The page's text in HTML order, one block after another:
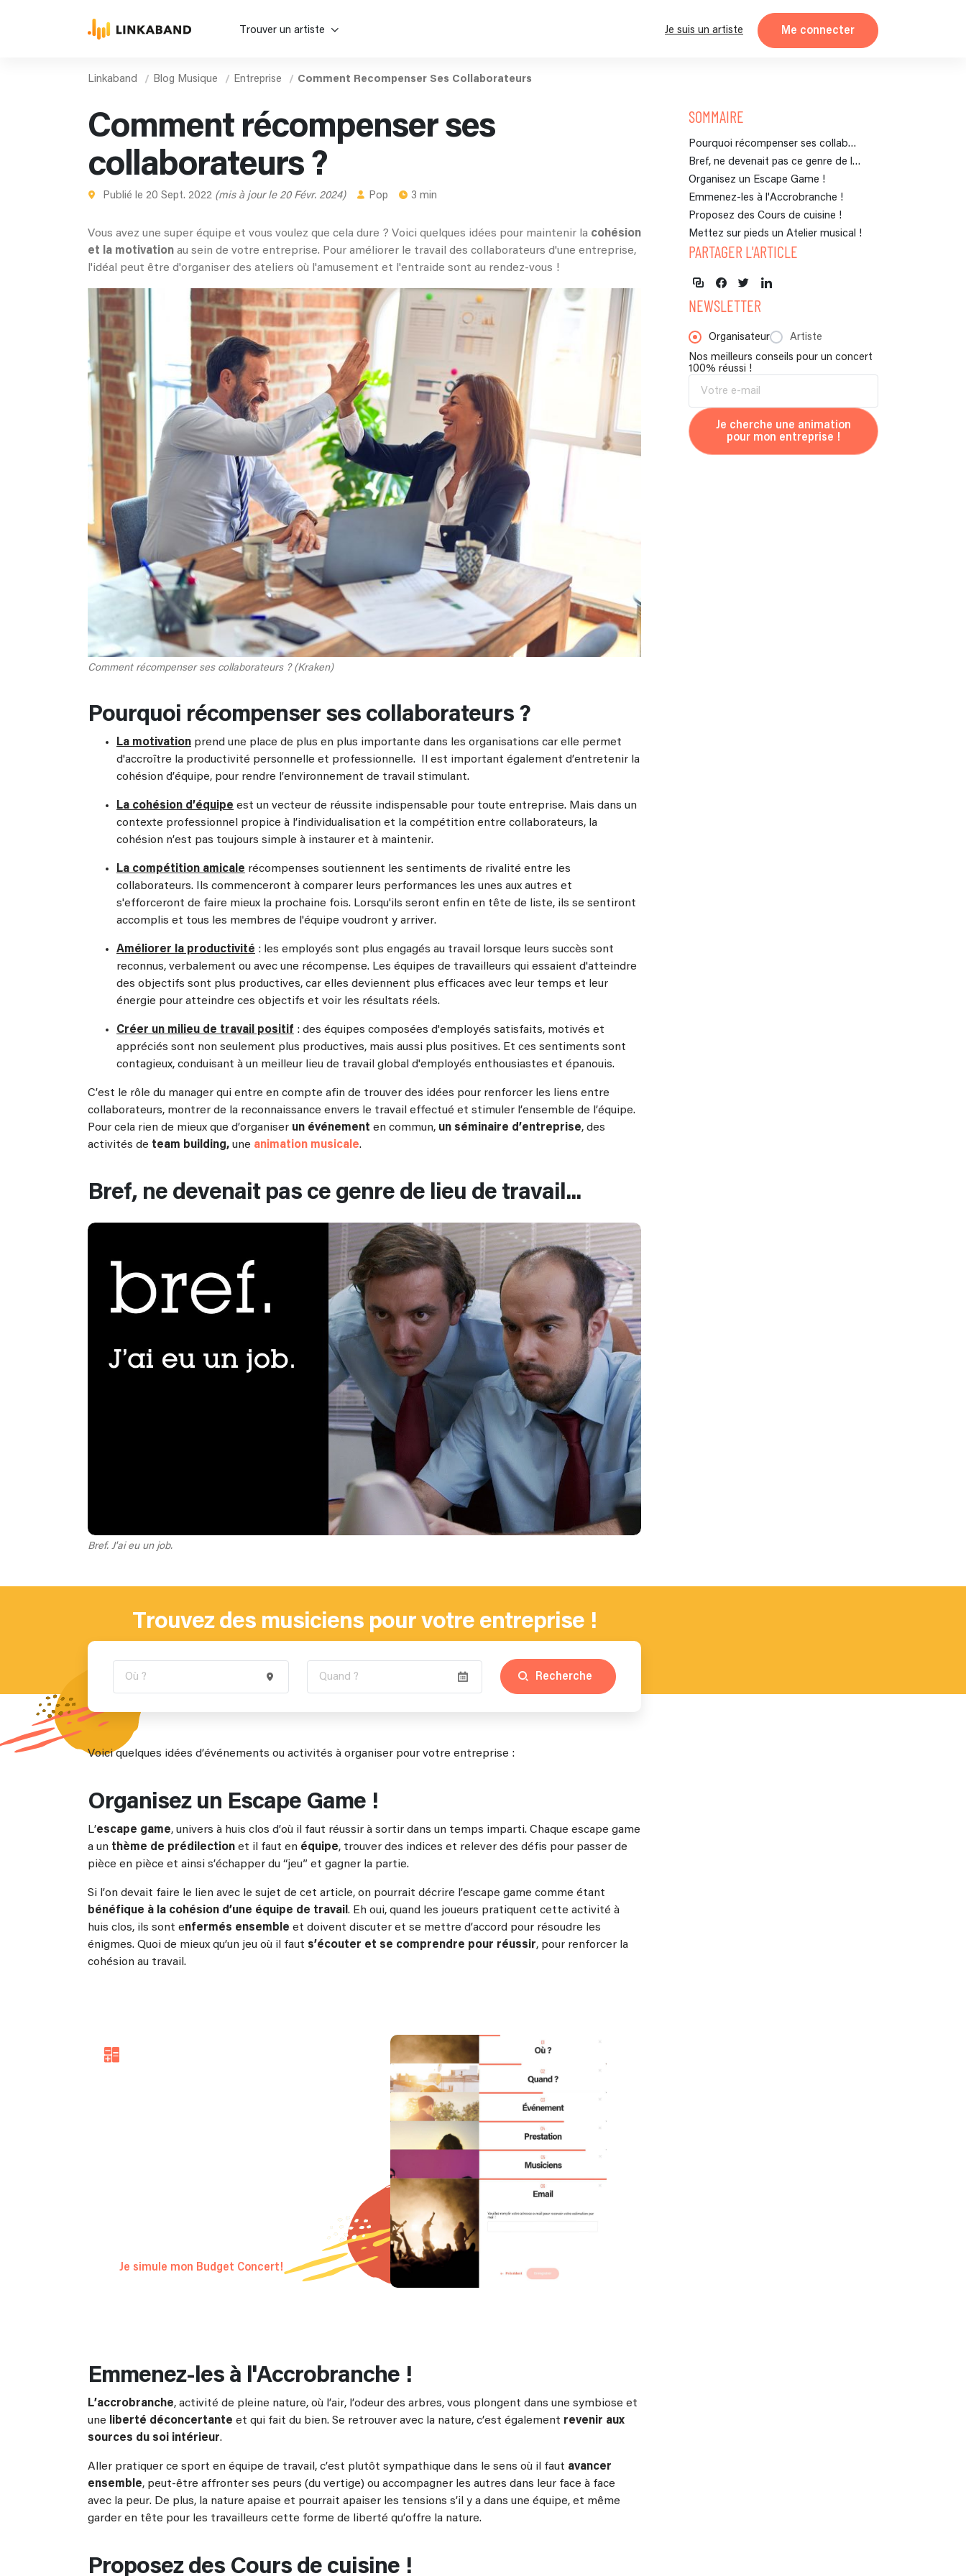
Trouver un artiste Je suis un artiste Me connecter
Linkaband Blog Musique Entreprise Comment Recompenser Ses Collaborateurs
Comment récompenser ses
collaborateurs ?
Publié le 20 Sept. 2022 (mis à jour le 20 Févr. 2024) Pop 3 min
Vous avez une super équipe et vous voulez que cela dure ? Voici quelques idées pour maintenir la cohésion
et la motivation au sein de votre entreprise. Pour améliorer le travail des collaborateurs d'une entreprise,
l'idéal peut être d'organiser des ateliers où l'amusement et l'entraide sont au rendez-vous !
Comment récompenser ses collaborateurs ? (Kraken)
Pourquoi récompenser ses collaborateurs ?
La motivation prend une place de plus en plus importante dans les organisations car elle permet
d'accroître la productivité personnelle et professionnelle. Il est important également d’entretenir la
cohésion d’équipe, pour rendre l’environnement de travail stimulant.
La cohésion d’équipe est un vecteur de réussite indispensable pour toute entreprise. Mais dans un
contexte professionnel propice à l’individualisation et la compétition entre collaborateurs, la
cohésion n’est pas toujours simple à instaurer et à maintenir.
La compétition amicale récompenses soutiennent les sentiments de rivalité entre les
collaborateurs. Ils commenceront à comparer leurs performances les unes aux autres et
s'efforceront de faire mieux la prochaine fois. Lorsqu'ils seront enfin en tête de liste, ils se sentiront
accomplis et tous les membres de l'équipe voudront y arriver.
Améliorer la productivité : les employés sont plus engagés au travail lorsque leurs succès sont
reconnus, verbalement ou avec une récompense. Les équipes de travailleurs qui essaient d'atteindre
des objectifs sont plus productives, car elles deviennent plus efficaces avec leur temps et leur
énergie pour atteindre ces objectifs et voir les résultats réels.
Créer un milieu de travail positif : des équipes composées d'employés satisfaits, motivés et
appréciés sont non seulement plus productives, mais aussi plus positives. Et ces sentiments sont
contagieux, conduisant à un meilleur lieu de travail global d'employés enthousiastes et épanouis.
C’est le rôle du manager qui entre en compte afin de trouver des idées pour renforcer les liens entre
collaborateurs, montrer de la reconnaissance envers le travail effectué et stimuler l’ensemble de l’équipe.
Pour cela rien de mieux que d’organiser un événement en commun, un séminaire d’entreprise, des
activités de team building, une animation musicale.
Bref, ne devenait pas ce genre de lieu de travail...
Bref. J'ai eu un job.
Trouvez des musiciens pour votre entreprise !
Recherche
Voici quelques idées d’événements ou activités à organiser pour votre entreprise :
Organisez un Escape Game !
L’escape game, univers à huis clos d’où il faut réussir à sortir dans un temps imparti. Chaque escape game
a un thème de prédilection et il faut en équipe, trouver des indices et relever des défis pour passer de
pièce en pièce et ainsi s’échapper du “jeu” et gagner la partie.
Si l’on devait faire le lien avec le sujet de cet article, on pourrait décrire l’escape game comme étant
bénéfique à la cohésion d’une équipe de travail . Eh oui, quand les joueurs pratiquent cette activité à
huis clos, ils sont enfermés ensemble et doivent discuter et se mettre d’accord pour résoudre les
énigmes. Quoi de mieux qu’un jeu où il faut s’écouter et se comprendre pour réussir, pour renforcer la
cohésion au travail.
Je simule mon Budget Concert!
Emmenez-les à l'Accrobranche !
L’accrobranche, activité de pleine nature, où l’air, l’odeur des arbres, vous plongent dans une symbiose et
une liberté déconcertante et qui fait du bien. Se retrouver avec la nature, c’est également revenir aux
sources du soi intérieur.
Aller pratiquer ce sport en équipe de travail, c’est plutôt sympathique dans le sens où il faut avancer
ensemble, peut-être affronter ses peurs (du vertige) ou accompagner les autres dans leur face à face
avec la peur. De plus, la nature apaise et pourrait apaiser les tensions s’il y a dans une équipe, et même
garder en tête pour les travailleurs cette forme de liberté qu’offre la nature.
Proposez des Cours de cuisine !
SOMMAIRE
Pourquoi récompenser ses collaborateurs ?
Bref, ne devenait pas ce genre de lieu de travail...
Organisez un Escape Game !
Emmenez-les à l'Accrobranche !
Proposez des Cours de cuisine !
Mettez sur pieds un Atelier musical !
PARTAGER L'ARTICLE
NEWSLETTER
Organisateur
Artiste
Nos meilleurs conseils pour un concert
100% réussi !
Je cherche une animation
pour mon entreprise !